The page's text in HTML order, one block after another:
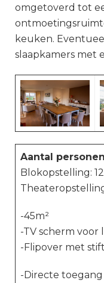
omgetoverd tot
keuken.
slaapkamers met
Aantal personen
Blokopstelling: 12
-45m²
-TV scherm
-Flipover met
-Directe